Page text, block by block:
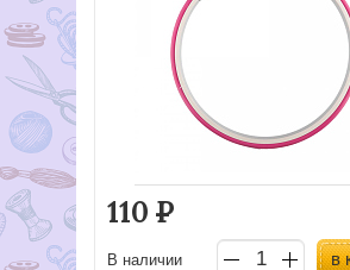
110 Р
В наличии в